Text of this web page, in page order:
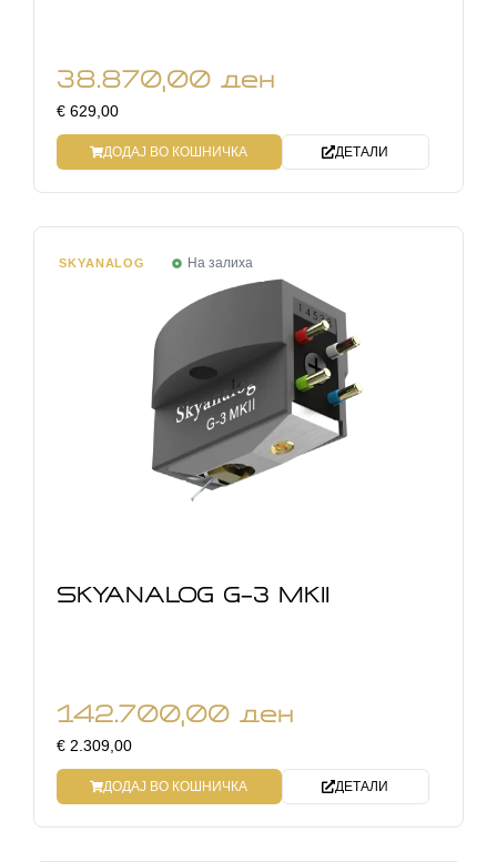
38.870,00 ден
€ 629,00
ДОДАЈ ВО КОШНИЧКА ДЕТАЛИ
SKYANALOG На залиха
SKYANALOG G-3 MKII
142.700,00 ден
€ 2.309,00
ДОДАЈ ВО КОШНИЧКА ДЕТАЛИ